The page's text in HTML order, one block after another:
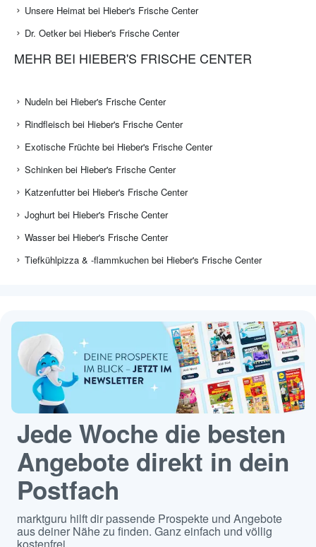
Unsere Heimat bei Hieber's Frische Center
Dr. Oetker bei Hieber's Frische Center
MEHR BEI HIEBER'S FRISCHE CENTER
Nudeln bei Hieber's Frische Center
Rindfleisch bei Hieber's Frische Center
Exotische Früchte bei Hieber's Frische Center
Schinken bei Hieber's Frische Center
Katzenfutter bei Hieber's Frische Center
Joghurt bei Hieber's Frische Center
Wasser bei Hieber's Frische Center
Tiefkühlpizza & -flammkuchen bei Hieber's Frische Center
Jede Woche die besten
Angebote direkt in dein
Postfach
marktguru hilft dir passende Prospekte und Angebote
aus deiner Nähe zu finden. Ganz einfach und völlig